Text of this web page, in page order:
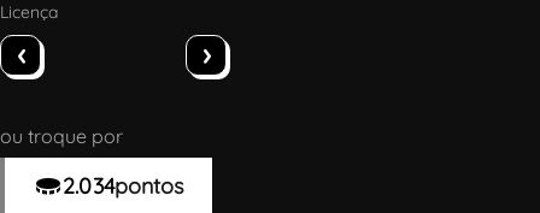
Licença
‹ ›
ou troque por
2.034pontos